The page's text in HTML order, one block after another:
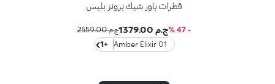
قطرات باور شيك برونز بليس
- 47 % ج.م 1379.00
ج.م 2559.00
01 Amber Elixir
+1